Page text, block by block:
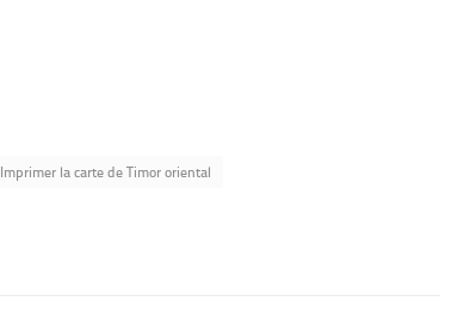
Imprimer la carte de Timor oriental